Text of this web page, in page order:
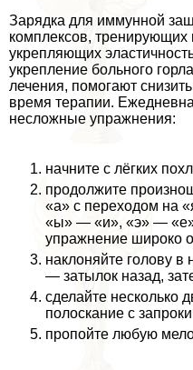
Зарядка для иммунной
комплексов,
укрепляющих
укрепление больного
лечения, помогают
время терапии.
несложные упражнения:
начните с лёгких
продолжите
«а» с переходом на
«ы» — «и», «э» —
упражнение широко
наклоняйте голову
— затылок назад,
сделайте несколько
полоскание с
пропойте любую